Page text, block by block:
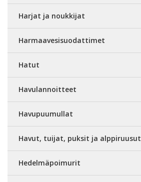
Harjat ja noukkijat
Harmaavesisuodattimet
Hatut
Havulannoitteet
Havupuumullat
Havut, tuijat, puksit ja alppiruusut
Hedelmäpoimurit